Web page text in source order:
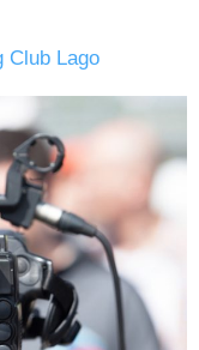
Club Lago